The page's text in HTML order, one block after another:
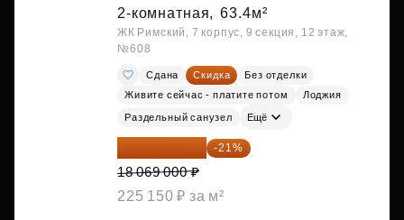
2-комнатная, 63.4м²
ЖК Римский, 7 корпус, 9 секция, 12 этаж,
№608
Сдана Скидка
Без отделки
Живите сейчас - платите потом
Лоджия
Раздельный санузел Ещё
14 274 510 ₽ -21%
18 069 000 ₽
225 150 ₽ за м²